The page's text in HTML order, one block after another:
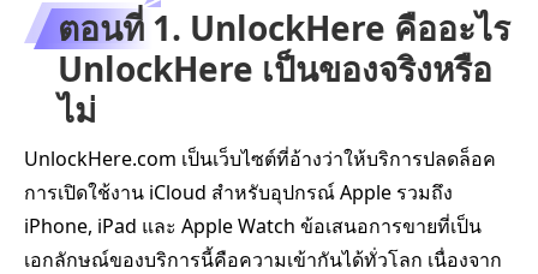
ตอนที่ 1. UnlockHere คืออะไร
UnlockHere เป็นของจริงหรือ
ไม่
UnlockHere.com เป็นเว็บไซต์ที่อ้างว่าให้บริการปลดล็อค
การเปิดใช้งาน iCloud สำหรับอุปกรณ์ Apple รวมถึง
iPhone, iPad และ Apple Watch ข้อเสนอการขายที่เป็น
เอกลักษณ์ของบริการนี้คือความเข้ากันได้ทั่วโลก เนื่องจาก